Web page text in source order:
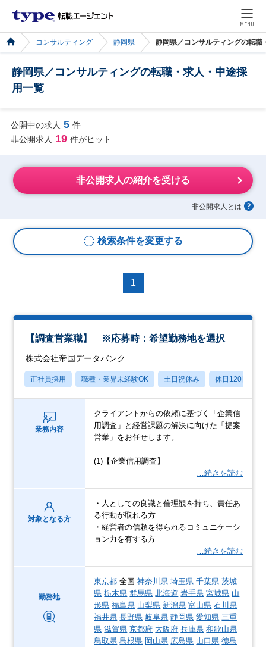
MENU
コンサルティング 静岡県 静岡県／コンサルティングの転職
静岡県／コンサルティングの転職・求人・中途採
用一覧
公開中の求人 5 件
非公開求人 19 件がヒット
非公開求人の紹介を受ける
非公開求人とは
検索条件を変更する
1
【調査営業職】 ※応募時：希望勤務地を選択
株式会社帝国データバンク
正社員採用 職種・業界未経験OK 土日祝休み 休日120日以上
業務内容
クライアントからの依頼に基づく「企業信
用調査」と経営課題の解決に向けた「提案
営業」をお任せします。
(1)【企業信用調査】
…続きを読む
対象となる方
・人としての良識と倫理観を持ち、責任あ
る行動が取れる方
・経営者の信頼を得られるコミュニケーシ
ョン力を有する方
…続きを読む
勤務地
東京都 全国神奈川県 埼玉県 千葉県 茨城
県 栃木県 群馬県 北海道 岩手県 宮城県 山
形県 福島県 山梨県 新潟県 富山県 石川県
福井県 長野県 岐阜県 静岡県 愛知県 三重
県 滋賀県 京都府 大阪府 兵庫県 和歌山県
鳥取県 島根県 岡山県 広島県 山口県 徳島